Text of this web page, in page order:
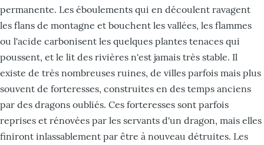
permanente. Les éboulements qui en découlent ravagent
les flans de montagne et bouchent les vallées, les flammes
ou l'acide carbonisent les quelques plantes tenaces qui
poussent, et le lit des rivières n'est jamais très stable. Il
existe de très nombreuses ruines, de villes parfois mais plus
souvent de forteresses, construites en des temps anciens
par des dragons oubliés. Ces forteresses sont parfois
reprises et rénovées par les servants d'un dragon, mais elles
finiront inlassablement par être à nouveau détruites. Les